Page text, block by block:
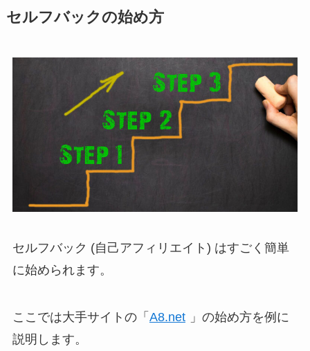
セルフバックの始め方
セルフバック (自己アフィリエイト) はすごく簡単
に始められます。
ここでは大手サイトの「 A8.net
」の始め方を例に
説明します。